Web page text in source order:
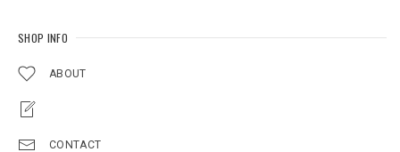
SHOP INFO
ABOUT
CONTACT